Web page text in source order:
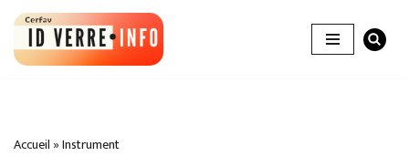
Aller
au
Accueil »Instrument